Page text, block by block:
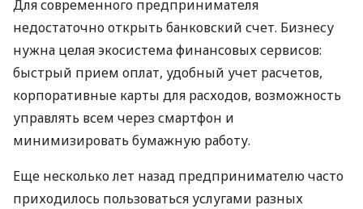
Для современного предпринимателя
недостаточно открыть банковский счет. Бизнесу
нужна целая экосистема финансовых сервисов:
быстрый прием оплат, удобный учет расчетов,
корпоративные карты для расходов, возможность
управлять всем через смартфон и
минимизировать бумажную работу.
Еще несколько лет назад предпринимателю часто
приходилось пользоваться услугами разных